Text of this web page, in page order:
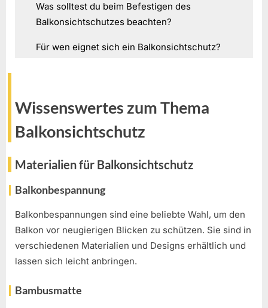
Was solltest du beim Befestigen des
Balkonsichtschutzes beachten?
Für wen eignet sich ein Balkonsichtschutz?
Wissenswertes zum Thema
Balkonsichtschutz
Materialien für Balkonsichtschutz
Balkonbespannung
Balkonbespannungen sind eine beliebte Wahl, um den
Balkon vor neugierigen Blicken zu schützen. Sie sind in
verschiedenen Materialien und Designs erhältlich und
lassen sich leicht anbringen.
Bambusmatte